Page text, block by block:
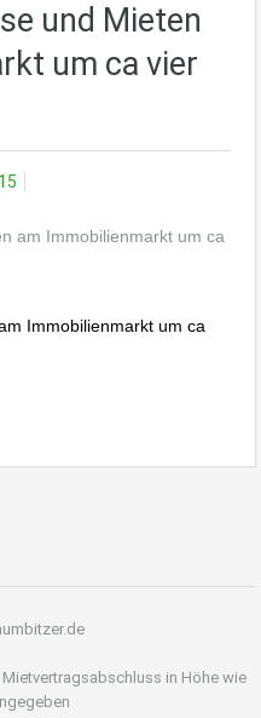
und Mieten
um ca vier
Immobilienmarkt um ca
in Höhe wie